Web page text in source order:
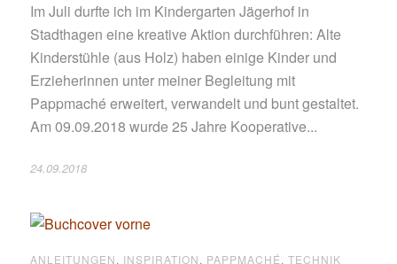
Im Juli durfte ich im Kindergarten Jägerhof in
Stadthagen eine kreative Aktion durchführen: Alte
Kinderstühle (aus Holz) haben einige Kinder und
Erzieherinnen unter meiner Begleitung mit
Pappmaché erweitert, verwandelt und bunt gestaltet.
Am 09.09.2018 wurde 25 Jahre Kooperative...
24.09.2018
ANLEITUNGEN, INSPIRATION, PAPPMACHÉ, TECHNIK